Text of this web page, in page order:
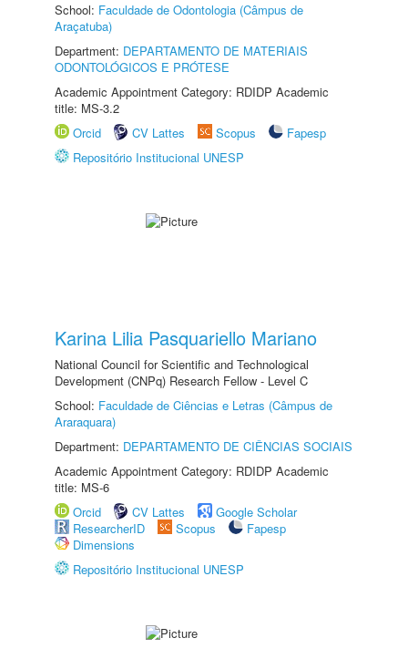
School: Faculdade de Odontologia (Câmpus de
Araçatuba)
Department: DEPARTAMENTO DE MATERIAIS
ODONTOLÓGICOS E PRÓTESE
Academic Appointment Category: RDIDP Academic
title: MS-3.2
Orcid
CV Lattes Scopus
Fapesp
Repositório Institucional UNESP
Karina Lilia Pasquariello Mariano
National Council for Scientific and Technological
Development (CNPq) Research Fellow - Level C
School: Faculdade de Ciências e Letras (Câmpus de
Araraquara)
Department: DEPARTAMENTO DE CIÊNCIAS SOCIAIS
Academic Appointment Category: RDIDP Academic
title: MS-6
Orcid
CV Lattes
Google Scholar
ResearcherID
Scopus
Fapesp
Dimensions
Repositório Institucional UNESP